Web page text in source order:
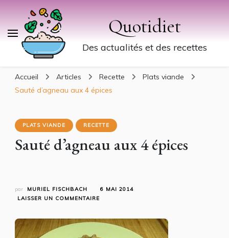
Quotidiet
Des actualités et des recettes
Accueil Articles Recette
Plats viande
Sauté d’agneau aux 4 épices
PLATS VIANDE RECETTE
Sauté d’agneau aux 4 épices
par MURIEL FISCHBACH
6 MAI 2014
LAISSER UN COMMENTAIRE
AUX